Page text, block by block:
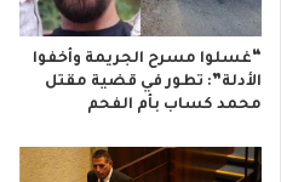
“غسلوا مسرح الجريمة وأخفوا
الأدلة”: تطور في قضية مقتل
محمد كساب بأم الفحم